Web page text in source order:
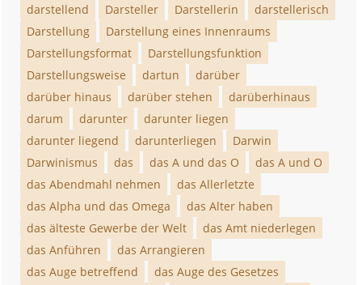
darstellend
Darsteller Darstellerin
darstellerisch
Darstellung
Darstellung eines Innenraums
Darstellungsformat
Darstellungsfunktion
Darstellungsweise
dartun
darüber
darüber hinaus
darüber stehen
darüberhinaus
darum
darunter
darunter liegen
darunter liegend
darunterliegen
Darwin
Darwinismus
das das A und das O
das A und O
das Abendmahl nehmen
das Allerletzte
das Alpha und das Omega
das Alter haben
das älteste Gewerbe der Welt
das Amt niederlegen
das Anführen
das Arrangieren
das Auge betreffend
das Auge des Gesetzes